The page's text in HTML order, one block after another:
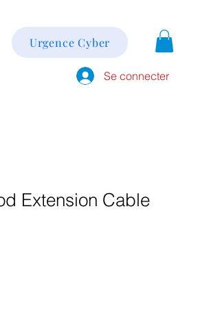
Urgence Cyber
Se connecter
Extension Cable